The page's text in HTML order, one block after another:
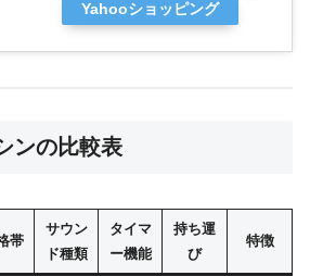
Yahooショッピング
ンの比較表
帯
サウン
ド種類
タイマ
ー機能
持ち運
び
特徴